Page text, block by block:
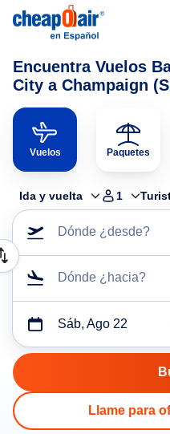
Encuentra Vuelos
City a Champaign
Vuelos Paquetes
Ida y vuelta 1
Dónde ¿desde?
Dónde ¿hacia?
Sáb, Ago 22
Llame para